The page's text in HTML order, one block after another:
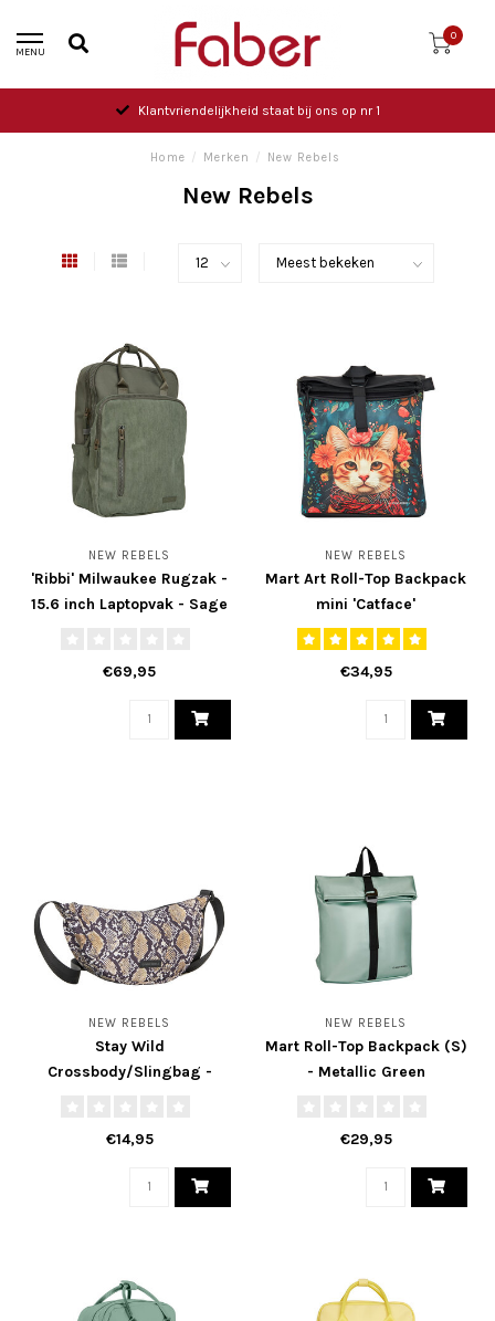
MENU
0
Klantvriendelijkheid staat bij ons op nr 1
Home / Merken / New Rebels
New Rebels
NEW REBELS
'Ribbi' Milwaukee Rugzak -
15.6 inch Laptopvak - Sage
€69,95
NEW REBELS
Mart Art Roll-Top Backpack
mini 'Catface'
€34,95
NEW REBELS
Stay Wild
Crossbody/Slingbag -
€14,95
NEW REBELS
Mart Roll-Top Backpack (S)
- Metallic Green
€29,95